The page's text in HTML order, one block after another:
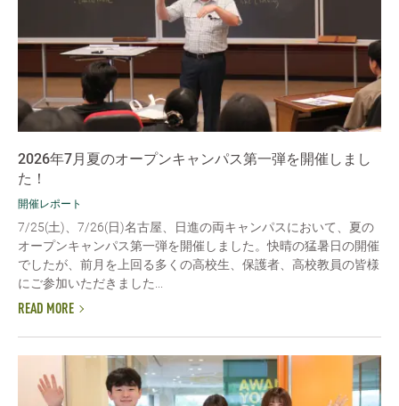
2026年7月夏のオープンキャンパス第一弾を開催しまし
た！
開催レポート
7/25(土)、7/26(日)名古屋、日進の両キャンパスにおいて、夏の
オープンキャンパス第一弾を開催しました。快晴の猛暑日の開催
でしたが、前月を上回る多くの高校生、保護者、高校教員の皆様
にご参加いただきました...
READ MORE